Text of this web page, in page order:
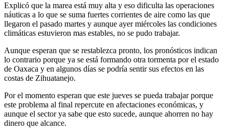
Explicó que la marea está muy alta y eso dificulta las operaciones
náuticas a lo que se suma fuertes corrientes de aire como las que
llegaron el pasado martes y aunque ayer miércoles las condiciones
climáticas estuvieron mas estables, no se pudo trabajar.
Aunque esperan que se restablezca pronto, los pronósticos indican
lo contrario porque ya se está formando otra tormenta por el estado
de Oaxaca y en algunos días se podría sentir sus efectos en las
costas de Zihuatanejo.
Por el momento esperan que este jueves se pueda trabajar porque
este problema al final repercute en afectaciones económicas, y
aunque el sector ya sabe que esto sucede, aunque ahorren no hay
dinero que alcance.